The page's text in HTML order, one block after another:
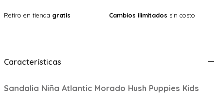
Retiro en tienda gratis Cambios ilimitados sin costo
Características
Sandalia Niña Atlantic Morado Hush Puppies Kids